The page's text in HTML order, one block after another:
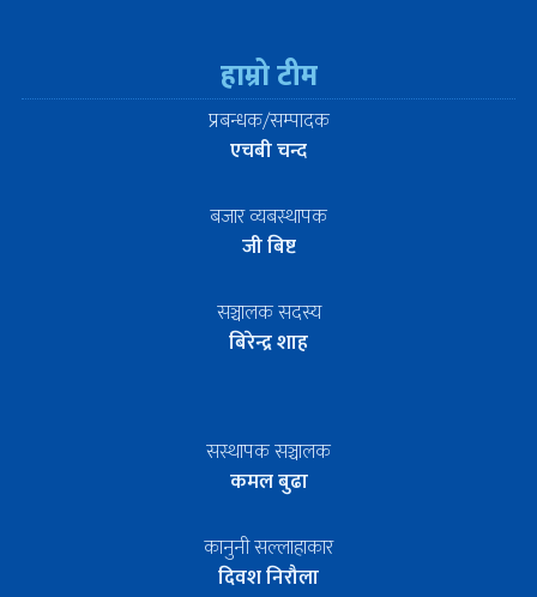
हाम्रो टीम
प्रबन्धक/सम्पादक
एचबी चन्द
बजार व्यबस्थापक
जी बिष्ट
सञ्चालक सदस्य
बिरेन्द्र शाह
सस्थापक सञ्चालक
कमल बुढा
कानुनी सल्लाहाकार
दिवश निरौला